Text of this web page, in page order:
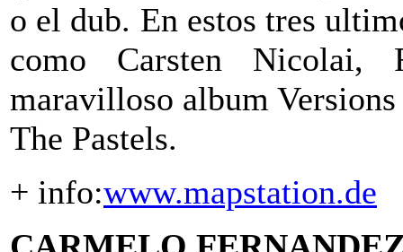
o el dub. En estos tres
como Carsten
maravilloso album
The Pastels.
+ info:www.mapstation.de